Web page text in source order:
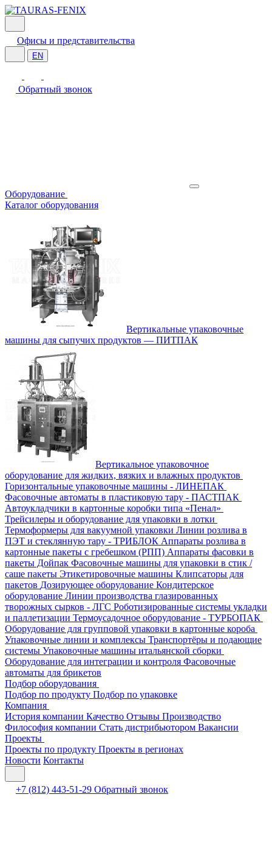
Офисы и представительства
EN
Обратный звонок
Оборудование
Каталог оборудования
Вертикальные упаковочные
машины для сыпучих продуктов — ПИТПАК
Вертикальное упаковочное
оборудование для жидких, вязких и влажных продуктов
Горизонтальные упаковочные машины - ЛИНЕПАК
Фасовочные автоматы в пластиковую тару - ПАСТПАК
Автоукладчики в картонные коробки типа «Пенал»
Трейсилеры и оборудование для упаковки в лотки
Термоформеры для вакуумной упаковки Линии розлива в
ПЭТ и стеклянную тару - ТРИБЛОК Аппараты розлива в
картонные пакеты с гребешком (РПП) Аппараты фасовки в
пакеты Дойпак Фасовочные машины для упаковки в стик /
саше пакеты Этикетировочные машины Клипсаторы для
пакетов Дозирующее оборудование Кондитерское
оборудование Линии производства глазированных
творожных сырков - ЛГС Роботизированные системы укладки
и паллетизации Термоусадочное оборудование - ТУРБОПАК
Оборудование для групповой упаковки в картонные короба
Упаковочные линии и комплексы Транспортёры и подающие
системы Упаковочные машины итальянской сборки
Оборудование для интеграции и контроля Фасовочные
автоматы для брикетов
Подбор оборудования
Подбор по продукту Подбор по упаковке
Компания
История компании Качество Отзывы Производство
Философия компании Стать дистрибьютором Вакансии
Проекты
Проекты по продукту Проекты в регионах
Новости Контакты
+7 (812) 443-51-29 Обратный звонок